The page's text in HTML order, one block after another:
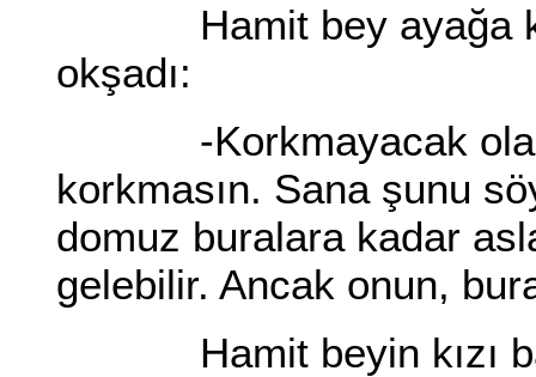
Hamit bey ayağa
okşadı:
-Korkmayacak olan
korkmasın. Sana şunu
domuz buralara kadar
gelebilir. Ancak onun,
Hamit beyin kızı